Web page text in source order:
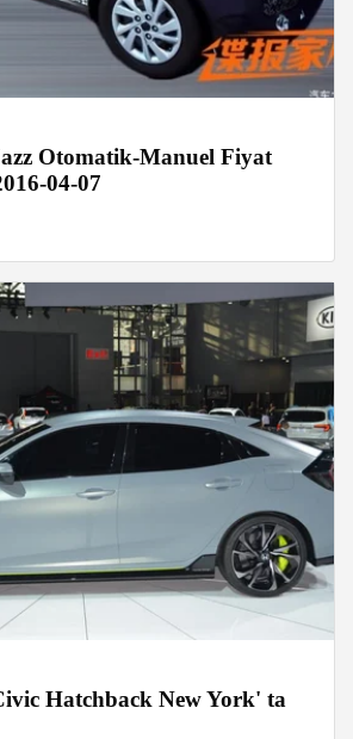
Otomatik-Manuel Fiyat
04-07
Hatchback New York' ta